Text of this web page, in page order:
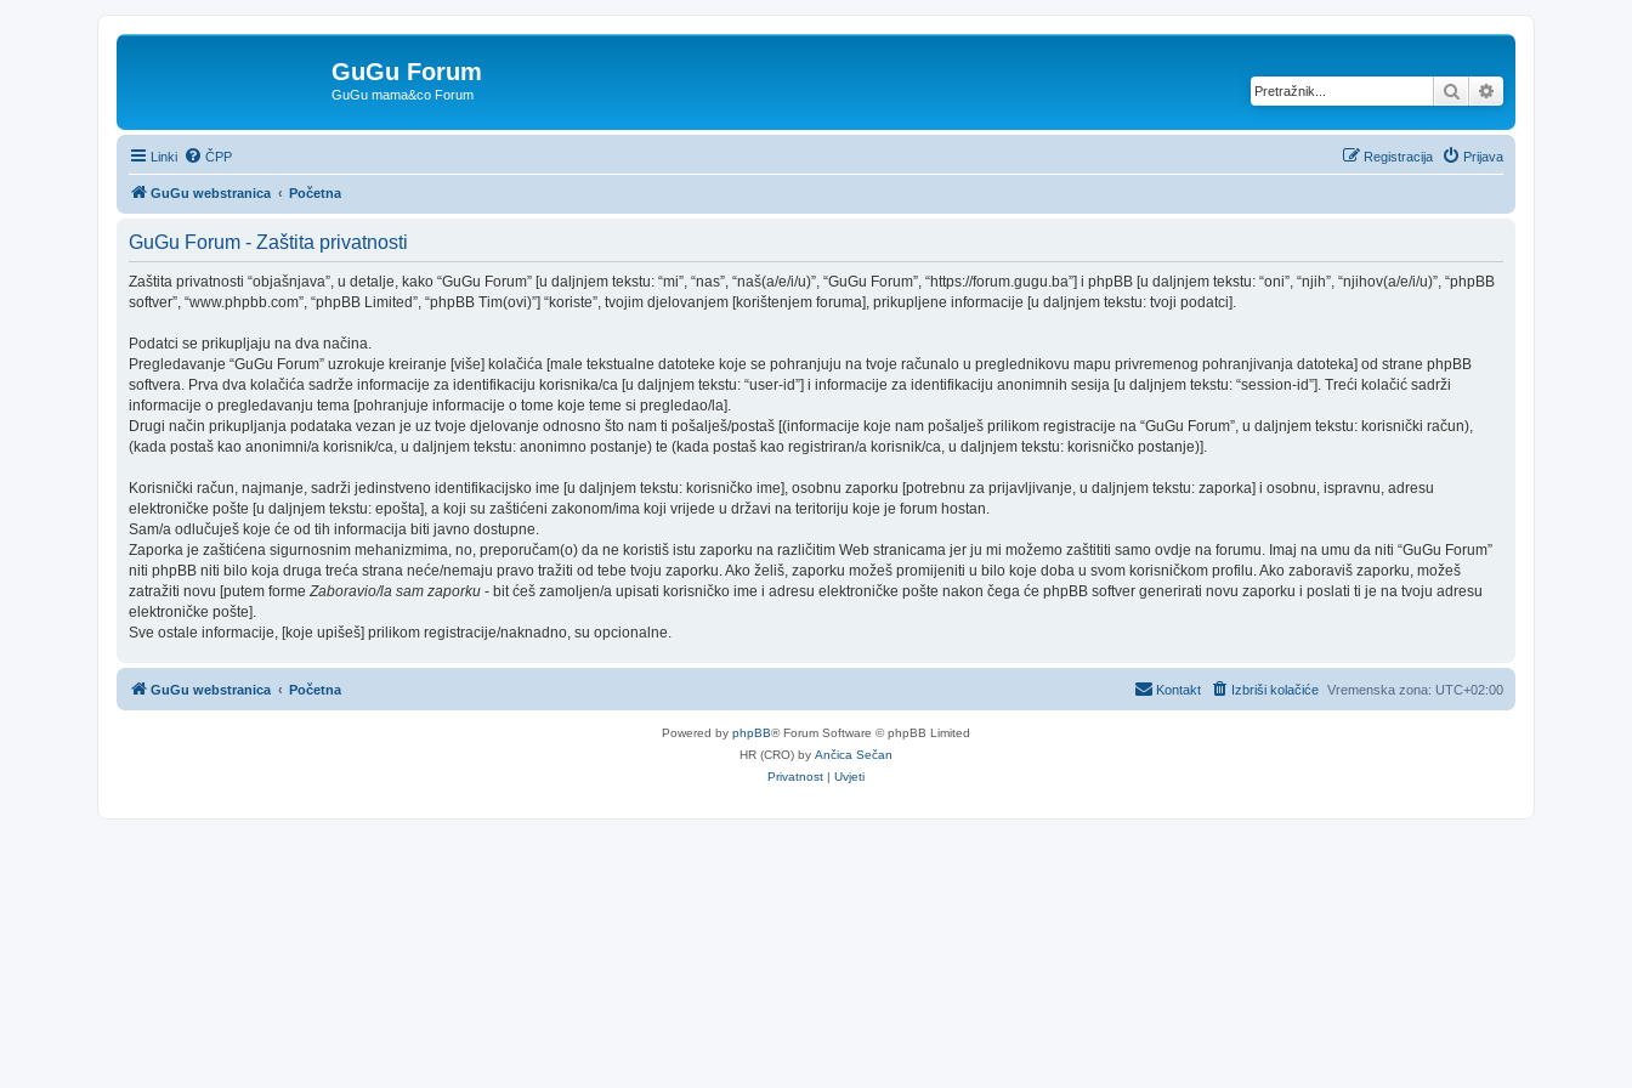
GuGu Forum
GuGu mama&co Forum Pretražnik
Linki ČPP Prijava
Registracija
GuGu webstranica Početna
GuGu Forum - Zaštita privatnosti
Zaštita privatnosti “objašnjava”, u detalje, kako “GuGu Forum” [u daljnjem tekstu: “mi”, “nas”, “naš(a/e/i/u)”, “GuGu Forum”, “https://forum.gugu.ba”] i phpBB [u daljnjem tekstu: “oni”, “njih”, “njihov(a/e/i/u)”, “phpBB
softver”, “www.phpbb.com”, “phpBB Limited”, “phpBB Tim(ovi)”] “koriste”, tvojim djelovanjem [korištenjem foruma], prikupljene informacije [u daljnjem tekstu: tvoji podatci].
Podatci se prikupljaju na dva načina.
Pregledavanje “GuGu Forum” uzrokuje kreiranje [više] kolačića [male tekstualne datoteke koje se pohranjuju na tvoje računalo u preglednikovu mapu privremenog pohranjivanja datoteka] od strane phpBB
softvera. Prva dva kolačića sadrže informacije za identifikaciju korisnika/ca [u daljnjem tekstu: “user-id”] i informacije za identifikaciju anonimnih sesija [u daljnjem tekstu: “session-id”]. Treći kolačić sadrži
informacije o pregledavanju tema [pohranjuje informacije o tome koje teme si pregledao/la].
Drugi način prikupljanja podataka vezan je uz tvoje djelovanje odnosno što nam ti pošalješ/postaš [(informacije koje nam pošalješ prilikom registracije na “GuGu Forum”, u daljnjem tekstu: korisnički račun),
(kada postaš kao anonimni/a korisnik/ca, u daljnjem tekstu: anonimno postanje) te (kada postaš kao registriran/a korisnik/ca, u daljnjem tekstu: korisničko postanje)].
Korisnički račun, najmanje, sadrži jedinstveno identifikacijsko ime [u daljnjem tekstu: korisničko ime], osobnu zaporku [potrebnu za prijavljivanje, u daljnjem tekstu: zaporka] i osobnu, ispravnu, adresu
elektroničke pošte [u daljnjem tekstu: epošta], a koji su zaštićeni zakonom/ima koji vrijede u državi na teritoriju koje je forum hostan.
Sam/a odlučuješ koje će od tih informacija biti javno dostupne.
Zaporka je zaštićena sigurnosnim mehanizmima, no, preporučam(o) da ne koristiš istu zaporku na različitim Web stranicama jer ju mi možemo zaštititi samo ovdje na forumu. Imaj na umu da niti “GuGu Forum”
niti phpBB niti bilo koja druga treća strana neće/nemaju pravo tražiti od tebe tvoju zaporku. Ako želiš, zaporku možeš promijeniti u bilo koje doba u svom korisničkom profilu. Ako zaboraviš zaporku, možeš
zatražiti novu [putem forme Zaboravio/la sam zaporku - bit ćeš zamoljen/a upisati korisničko ime i adresu elektroničke pošte nakon čega će phpBB softver generirati novu zaporku i poslati ti je na tvoju adresu
elektroničke pošte].
Sve ostale informacije, [koje upišeš] prilikom registracije/naknadno, su opcionalne.
GuGu webstranica Početna Vremenska zona: UTC+02:00
Izbriši kolačiće
Kontakt
Powered by phpBB® Forum Software © phpBB Limited
HR (CRO) by Ančica Sečan
Privatnost | Uvjeti